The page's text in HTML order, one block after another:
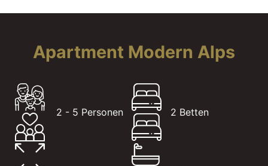
Apartment Modern Alps
2 - 5 Personen 2 Betten